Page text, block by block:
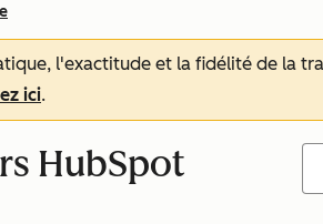
l'exactitude et la fidélité de la
ici.
HubSpot